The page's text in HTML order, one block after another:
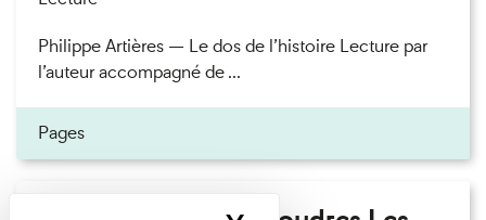
Philippe Artières — Le dos de l’histoire Lecture par
l’auteur accompagné de ...
Pages